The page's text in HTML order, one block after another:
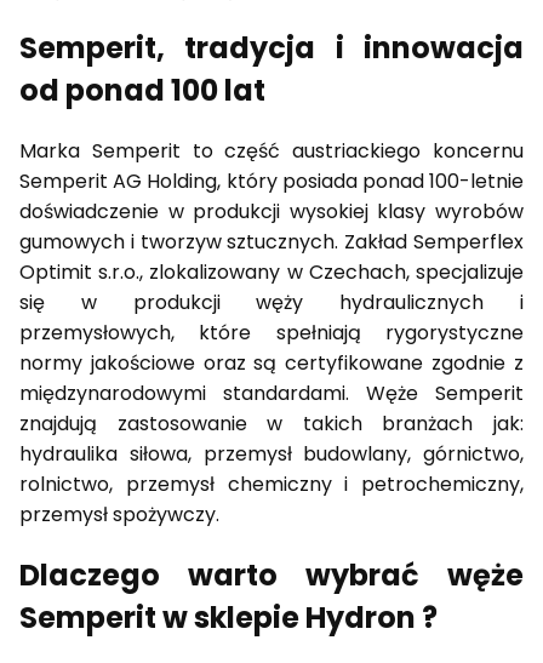
Semperit, tradycja i innowacja
od ponad 100 lat
Marka Semperit to część austriackiego koncernu
Semperit AG Holding, który posiada ponad 100-letnie
doświadczenie w produkcji wysokiej klasy wyrobów
gumowych i tworzyw sztucznych. Zakład Semperflex
Optimit s.r.o., zlokalizowany w Czechach, specjalizuje
się w produkcji węży hydraulicznych i
przemysłowych, które spełniają rygorystyczne
normy jakościowe oraz są certyfikowane zgodnie z
międzynarodowymi standardami. Węże Semperit
znajdują zastosowanie w takich branżach jak:
hydraulika siłowa, przemysł budowlany, górnictwo,
rolnictwo, przemysł chemiczny i petrochemiczny,
przemysł spożywczy.
Dlaczego warto wybrać węże
Semperit w sklepie Hydron ?